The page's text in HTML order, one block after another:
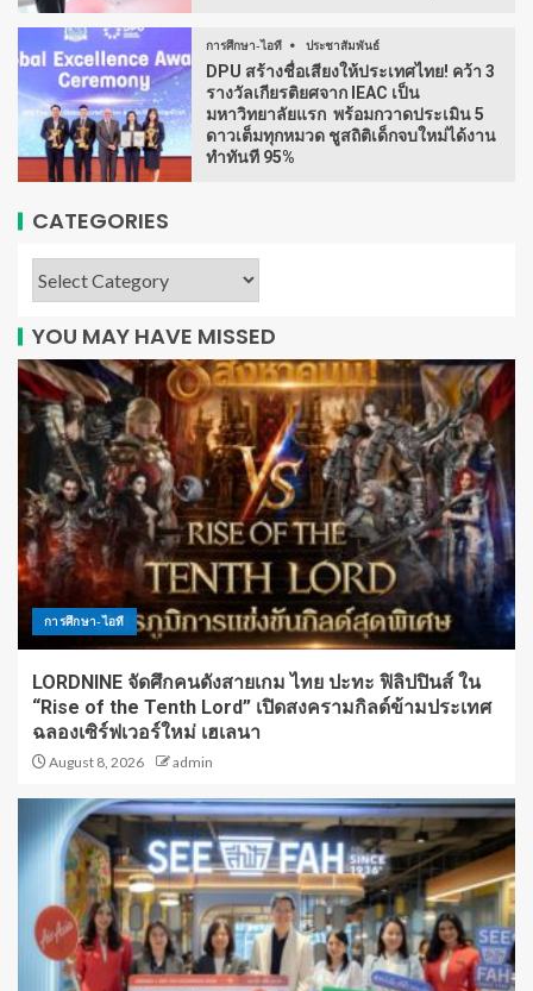
การศึกษา-ไอที ประชาสัมพันธ์
DPU สร้างชื่อเสียงให้ประเทศไทย! คว้า 3
รางวัลเกียรติยศจาก IEAC เป็น
มหาวิทยาลัยแรก พร้อมกวาดประเมิน 5
ดาวเต็มทุกหมวด ชูสถิติเด็กจบใหม่ได้งาน
ทำทันที 95%
CATEGORIES
YOU MAY HAVE MISSED
การศึกษา-ไอที
LORDNINE จัดศึกคนดังสายเกม ไทย ปะทะ ฟิลิปปินส์ ใน
“Rise of the Tenth Lord” เปิดสงครามกิลด์ข้ามประเทศ
ฉลองเซิร์ฟเวอร์ใหม่ เฮเลนา
August 8, 2026 admin